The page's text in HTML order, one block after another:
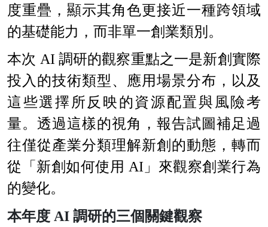
度重疊，顯示其角色更接近一種跨領域
的基礎能力，而非單一創業類別。
本次 AI 調研的觀察重點之一是新創實際
投入的技術類型、應用場景分布，以及
這些選擇所反映的資源配置與風險考
量。透過這樣的視角，報告試圖補足過
往僅從產業分類理解新創的動態，轉而
從「新創如何使用 AI」來觀察創業行為
的變化。
本年度 AI 調研的三個關鍵觀察